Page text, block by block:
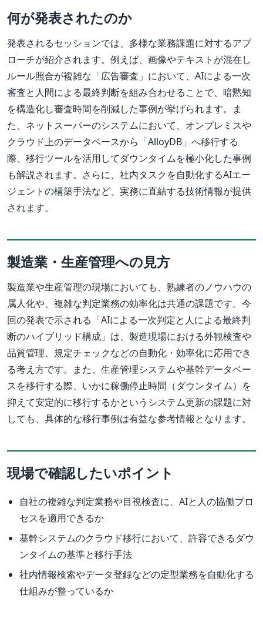
何が発表されたのか
発表されるセッションでは、多様な業務課題に対するアプ
ローチが紹介されます。例えば、画像やテキストが混在し
ルール照合が複雑な「広告審査」において、AIによる一次
審査と人間による最終判断を組み合わせることで、暗黙知
を構造化し審査時間を削減した事例が挙げられます。ま
た、ネットスーパーのシステムにおいて、オンプレミスや
クラウド上のデータベースから「AlloyDB」へ移行する
際、移行ツールを活用してダウンタイムを極小化した事例
も解説されます。さらに、社内タスクを自動化するAIエー
ジェントの構築手法など、実務に直結する技術情報が提供
されます。
製造業・生産管理への見方
製造業や生産管理の現場においても、熟練者のノウハウの
属人化や、複雑な判定業務の効率化は共通の課題です。今
回の発表で示される「AIによる一次判定と人による最終判
断のハイブリッド構成」は、製造現場における外観検査や
品質管理、規定チェックなどの自動化・効率化に応用でき
る考え方です。また、生産管理システムや基幹データベー
スを移行する際、いかに稼働停止時間（ダウンタイム）を
抑えて安定的に移行するかというシステム更新の課題に対
しても、具体的な移行事例は有益な参考情報となります。
現場で確認したいポイント
自社の複雑な判定業務や目視検査に、AIと人の協働プロ
セスを適用できるか
基幹システムのクラウド移行において、許容できるダウ
ンタイムの基準と移行手法
社内情報検索やデータ登録などの定型業務を自動化する
仕組みが整っているか